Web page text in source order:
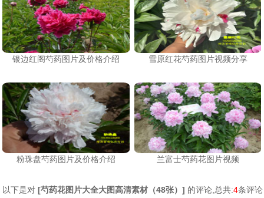
银边红阁芍药图片及价格介绍 雪原红花芍药图片视频分享
粉珠盘芍药图片及价格介绍 兰富士芍药花图片视频
以下是对 [芍药花图片大全大图高清素材（48张） ] 的评论,总共:4条评论